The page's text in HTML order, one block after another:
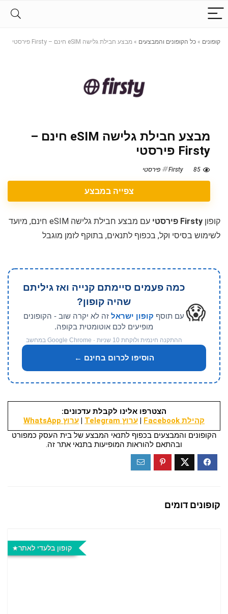
קופונים » כל הקופונים והמבצעים » מבצע חבילת גלישה eSIM חינם – Firsty פירסטי
מבצע חבילת גלישה eSIM חינם –
Firsty פירסטי
85 Firsty פירסטי
צפייה במבצע
קופון Firsty פירסטי
עם מבצע חבילת גלישה eSIM חינם, מיועד
לשימוש בסיסי וקל, בכפוף לתנאים, בתוקף לזמן מוגבל
😱
כמה פעמים סיימתם קנייה ואז גיליתם
שהיה קופון?
עם תוסף קופון ישראל זה לא יקרה שוב - הקופונים
מופיעים לכם אוטומטית בקופה.
ההתקנה חינמית ולוקחת 10 שניות · Google Chrome במחשב
הוסיפו לכרום בחינם ←
הצטרפו אלינו לקבלת עדכונים:
קהילת Facebook
| ערוץ Telegram | ערוץ WhatsApp
הקופונים והמבצעים בכפוף לתנאי המבצע של בית העסק כמפורט
ובהתאם להוראות המופיעות בתנאי אתר זה.
קופונים דומים
קופון בלעדי לאתר